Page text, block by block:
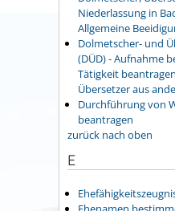
Niederlassung in
Allgemeine
Dolmetscher- und
(DÜD) - Aufnahme
Tätigkeit
Übersetzer aus
Durchführung von
beantragen
zurück nach oben
E